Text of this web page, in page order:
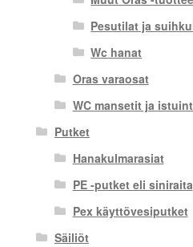
Pesutilat ja
Wc hanat
Oras varaosat
WC mansetit ja
Putket
Hanakulmarasiat
PE -putket eli siniraita
Pex käyttövesiputket
Säiliöt